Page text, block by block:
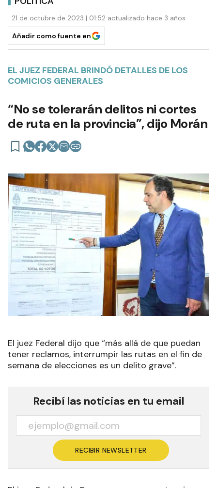
21 de octubre de 2023 | 01:52 actualizado hace 3 años
Añadir como fuente en
EL JUEZ FEDERAL BRINDÓ DETALLES DE LOS
COMICIOS GENERALES
“No se tolerarán delitos ni cortes
de ruta en la provincia”, dijo Morán
El juez Federal dijo que “más allá de que puedan
tener reclamos, interrumpir las rutas en el fin de
semana de elecciones es un delito grave”.
Recibí las noticias en tu email
RECIBIR NEWSLETTER